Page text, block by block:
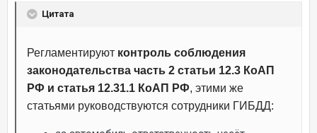
Цитата
Регламентируют контроль соблюдения
законодательства часть 2 статьи 12.3 КоАП
РФ и статья 12.31.1 КоАП РФ, этими же
статьями руководствуются сотрудники ГИБДД: